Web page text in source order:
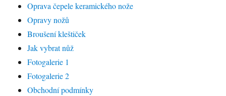
Oprava čepele keramického nože
Opravy nožů
Broušení kleštiček
Jak vybrat nůž
Fotogalerie 1
Fotogalerie 2
Obchodní podmínky